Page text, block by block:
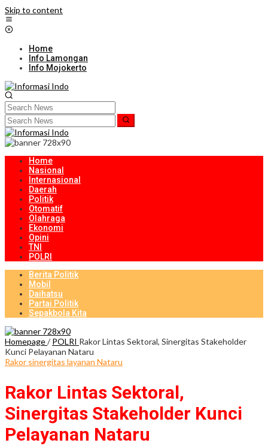
Skip to content
Home
Info Lamongan
Info Mojokerto
Home
Nasional
Internasional
Daerah
Politik
Otomatif
Olahraga
Ekonomi
Opini
TNI
POLRI
Berita Politik
Mobil
Daihatsu
Partai Politik
Sepakbola Kita
Homepage/ POLRI Rakor Lintas Sektoral, Sinergitas Stakeholder
Kunci Pelayanan Nataru
Rakor sinergitas layanan Nataru
Rakor Lintas Sektoral,
Sinergitas Stakeholder Kunci
Pelayanan Nataru